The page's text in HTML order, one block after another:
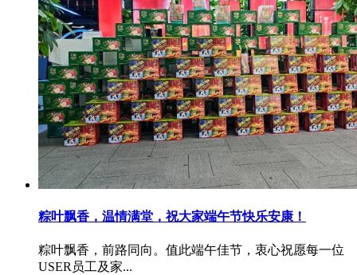
粽叶飘香，温情满堂，祝大家端午节快乐安康！
粽叶飘香，前路同向。值此端午佳节，衷心祝愿每一位
USER员工及家...